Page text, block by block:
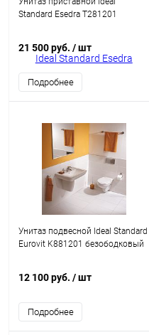
Standard Esedra T281201
21 500 руб. / шт
Подробнее
Унитаз подвесной Ideal Standard
Eurovit K881201 безободковый
12 100 руб. / шт
Подробнее